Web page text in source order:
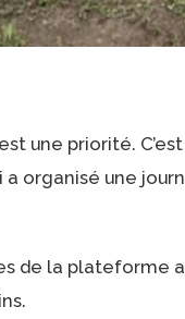
une priorité.
organisé une
de la